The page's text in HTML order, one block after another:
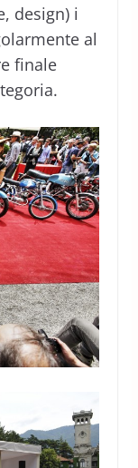
design) i
al
finale